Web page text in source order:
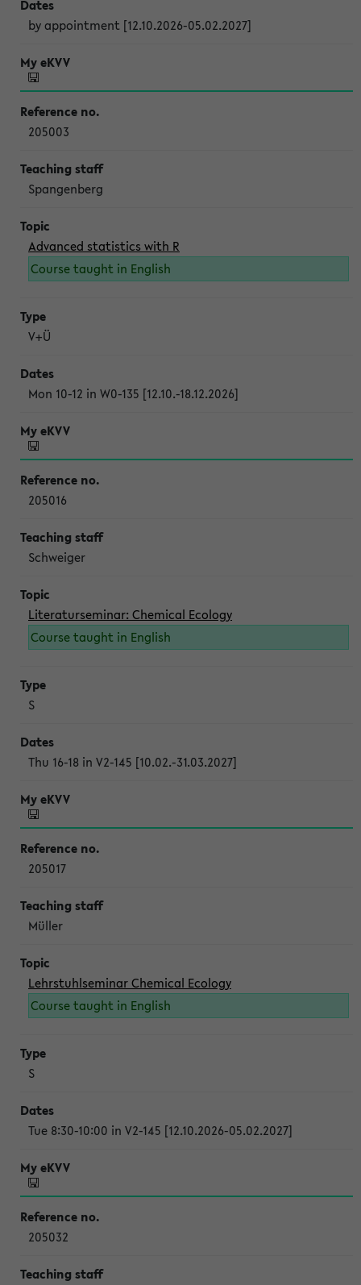
by appointment [12.10.2026-05.02.2027]
205003
Spangenberg
Advanced statistics with R
Course taught in English
V+Ü
Mon 10-12 in W0-135 [12.10.-18.12.2026]
205016
Schweiger
Literaturseminar: Chemical Ecology
Course taught in English
S
Thu 16-18 in V2-145 [10.02.-31.03.2027]
205017
Müller
Lehrstuhlseminar Chemical Ecology
Course taught in English
S
Tue 8:30-10:00 in V2-145 [12.10.2026-05.02.2027]
205032